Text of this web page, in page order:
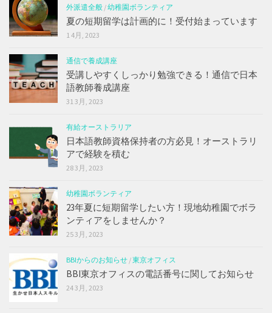
外派遣全般 /幼稚園ボランティア
夏の短期留学は計画的に！受付始まっています
1 4月, 2023
通信で養成講座
受講しやすくしっかり勉強できる！通信で日本
語教師養成講座
31 3月, 2023
有給オーストラリア
日本語教師資格保持者の方必見！オーストラリ
アで経験を積む
28 3月, 2023
幼稚園ボランティア
23年夏に短期留学したい方！現地幼稚園でボラ
ンティアをしませんか？
25 3月, 2023
BBIからのお知らせ /東京オフィス
BBI東京オフィスの電話番号に関してお知らせ
24 3月, 2023